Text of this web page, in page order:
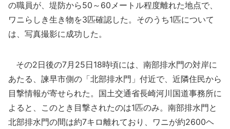
の職員が、堤防から50～60メートル程度離れた地点で、
ワニらしき生き物を3匹確認した。そのうち1匹について
は、写真撮影に成功した。
その2日後の7月25日18時頃には、南部排水門の対岸に
あたる、諫早市側の「北部排水門」付近で、近隣住民から
目撃情報が寄せられた。国土交通省長崎河川国道事務所に
よると、このとき目撃されたのは1匹のみ。南部排水門と
北部排水門の間は約7キロ離れており、ワニが約2600ヘ